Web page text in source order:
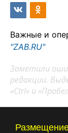
Важные и
"ZAB.RU"
Заметили
редакции.
«Ctrl» и